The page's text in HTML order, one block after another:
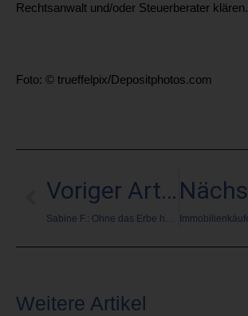
Rechtsanwalt und/oder Steuerberater klären.
Foto: © trueffelpix/Depositphotos.com
Voriger Artikel
Sabine F.: Ohne das Erbe hätten wir nie erfahren, dass wir noch einen Onkel haben
Weitere Artikel